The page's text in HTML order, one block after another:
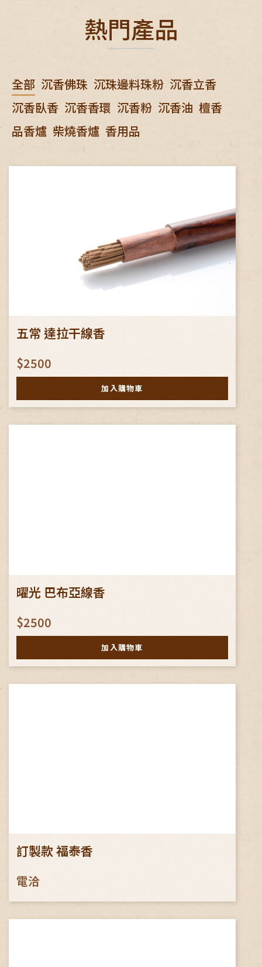
熱門產品
全部 沉香佛珠 沉珠邊料珠粉 沉香立香
沉香臥香 沉香香環 沉香粉 沉香油 檀香
品香爐 柴燒香爐 香用品
五常 達拉干線香
$2500
加入購物車
曜光 巴布亞線香
$2500
加入購物車
訂製款 福泰香
電洽